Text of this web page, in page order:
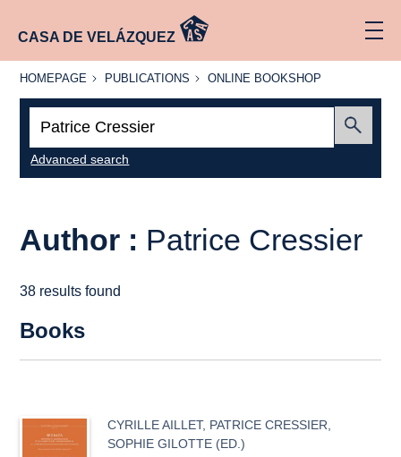
CASA DE VELÁZQUEZ
HOMEPAGE
HOMEPAGE PUBLICATIONS
PUBLICATIONS
ONLINE
ONLINE BOOKSHOP
Advanced search
Author : Patrice Cressier
38 results found
Books
CYRILLE AILLET, PATRICE CRESSIER
SOPHIE GILOTTE (ED.)